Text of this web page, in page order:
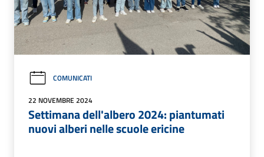
COMUNICATI
22 NOVEMBRE 2024
Settimana dell'albero 2024: piantumati
nuovi alberi nelle scuole ericine